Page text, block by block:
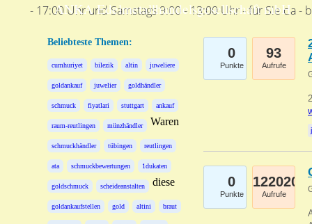
- 17:00 Uhr und Samstags 9:00 - 13:00 Uhr - für Sie
ANKA Edelmetallhandelsgesellschaft mbH
Beliebteste Themen:
cumhuriyet bilezik altin juweliere
goldankauf juwelier goldhändler
schmuck fiyatlari stuttgart ankauf
raum-reutlingen münzhändler
schmuckhändler tübingen reutlingen
ata schmuckbewertungen 1dukaten
goldschmuck scheideanstalten
goldankaufstellen gold altini braut
Waren
diese
0
Punkte
93
Aufrufe
0
Punkte
122020
Aufrufe